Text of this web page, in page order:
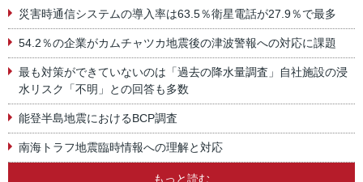
災害時通信システムの導入率は63.5％衛星電話が27.9％で最多
54.2％の企業がカムチャツカ地震後の津波警報への対応に課題
最も対策ができていないのは「過去の降水量調査」自社施設の浸
水リスク「不明」との回答も多数
能登半島地震におけるBCP調査
南海トラフ地震臨時情報への理解と対応
もっと読む